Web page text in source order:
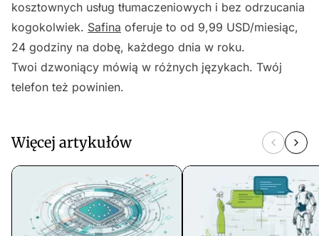
kosztownych usług tłumaczeniowych i bez odrzucania
kogokolwiek. Safina oferuje to od 9,99 USD/miesiąc,
24 godziny na dobę, każdego dnia w roku.
Twoi dzwoniący mówią w różnych językach. Twój
telefon też powinien.
Więcej artykułów